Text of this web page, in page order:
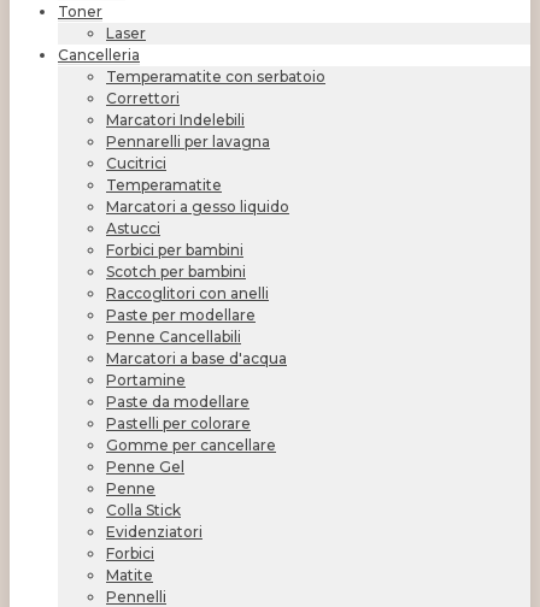
Toner
Laser
Cancelleria
Temperamatite con serbatoio
Correttori
Marcatori Indelebili
Pennarelli per lavagna
Cucitrici
Temperamatite
Marcatori a gesso liquido
Astucci
Forbici per bambini
Scotch per bambini
Raccoglitori con anelli
Paste per modellare
Penne Cancellabili
Marcatori a base d'acqua
Portamine
Paste da modellare
Pastelli per colorare
Gomme per cancellare
Penne Gel
Penne
Colla Stick
Evidenziatori
Forbici
Matite
Pennelli